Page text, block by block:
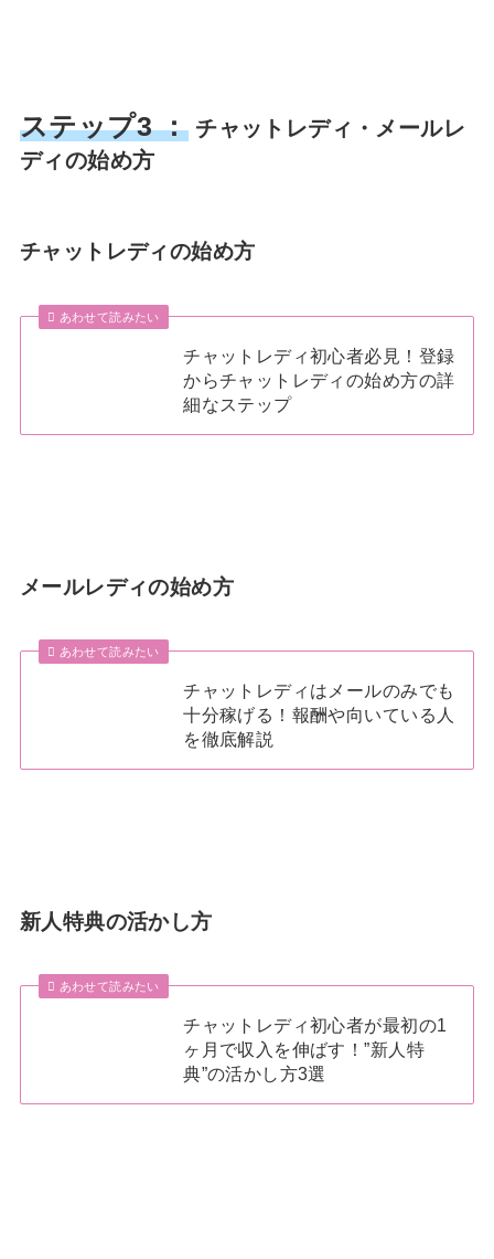
ステップ3 ：チャットレディ・メールレ
ディの始め方
チャットレディの始め方
あわせて読みたい
チャットレディ初心者必見！登録
からチャットレディの始め方の詳
細なステップ
メールレディの始め方
あわせて読みたい
チャットレディはメールのみでも
十分稼げる！報酬や向いている人
を徹底解説
新人特典の活かし方
あわせて読みたい
チャットレディ初心者が最初の1
ヶ月で収入を伸ばす！”新人特
典”の活かし方3選